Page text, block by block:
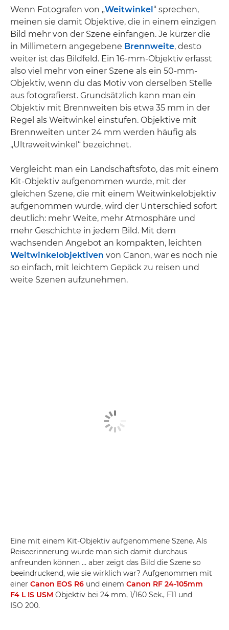
Wenn Fotografen von „Weitwinkel“ sprechen,
meinen sie damit Objektive, die in einem einzigen
Bild mehr von der Szene einfangen. Je kürzer die
in Millimetern angegebene Brennweite, desto
weiter ist das Bildfeld. Ein 16-mm-Objektiv erfasst
also viel mehr von einer Szene als ein 50-mm-
Objektiv, wenn du das Motiv von derselben Stelle
aus fotografierst. Grundsätzlich kann man ein
Objektiv mit Brennweiten bis etwa 35 mm in der
Regel als Weitwinkel einstufen. Objektive mit
Brennweiten unter 24 mm werden häufig als
„Ultraweitwinkel“ bezeichnet.
Vergleicht man ein Landschaftsfoto, das mit einem
Kit-Objektiv aufgenommen wurde, mit der
gleichen Szene, die mit einem Weitwinkelobjektiv
aufgenommen wurde, wird der Unterschied sofort
deutlich: mehr Weite, mehr Atmosphäre und
mehr Geschichte in jedem Bild. Mit dem
wachsenden Angebot an kompakten, leichten
Weitwinkelobjektiven von Canon, war es noch nie
so einfach, mit leichtem Gepäck zu reisen und
weite Szenen aufzunehmen.
Eine mit einem Kit-Objektiv aufgenommene Szene. Als
Reiseerinnerung würde man sich damit durchaus
anfreunden können ... aber zeigt das Bild die Szene so
beeindruckend, wie sie wirklich war? Aufgenommen mit
einer Canon EOS R6 und einem Canon RF 24-105mm
F4 L IS USM Objektiv bei 24 mm, 1/160 Sek., F11 und
ISO 200.